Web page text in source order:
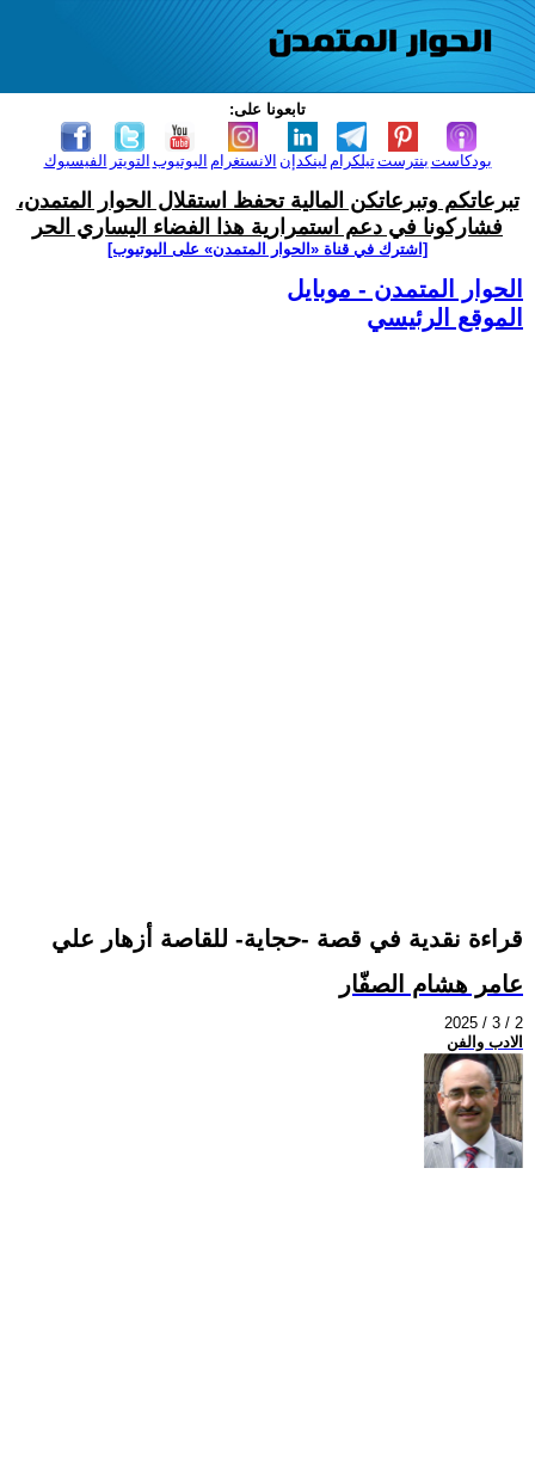
تابعونا على:
الفيسبوك التويتر اليوتيوب الانستغرام لينكدإن تيلكرامبنترست بودكاست
تبرعاتكم وتبرعاتكن المالية تحفظ استقلال الحوار المتمدن،
فشاركونا في دعم استمرارية هذا الفضاء اليساري الحر
[اشترك في قناة ‫«الحوار المتمدن» على اليوتيوب]
الحوار المتمدن - موبايل
الموقع الرئيسي
قراءة نقدية في قصة -حجاية- للقاصة أزهار علي
عامر هشام الصفّار
2025 / 3 / 2
الادب والفن